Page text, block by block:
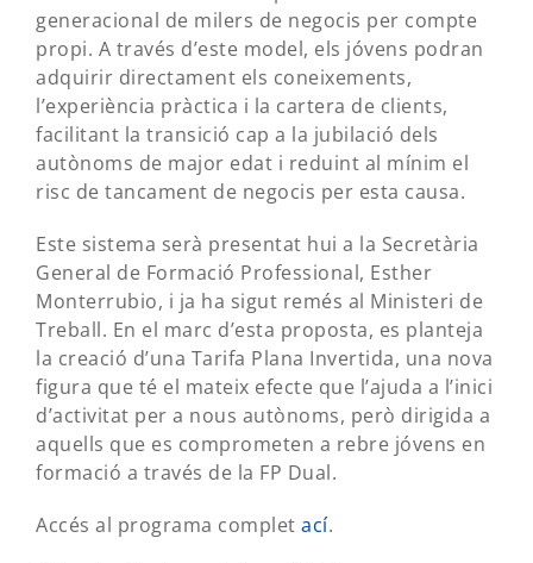
generacional de milers de negocis per compte
propi. A través d’este model, els jóvens podran
adquirir directament els coneixements,
l’experiència pràctica i la cartera de clients,
facilitant la transició cap a la jubilació dels
autònoms de major edat i reduint al mínim el
risc de tancament de negocis per esta causa.
Este sistema serà presentat hui a la Secretària
General de Formació Professional, Esther
Monterrubio, i ja ha sigut remés al Ministeri de
Treball. En el marc d’esta proposta, es planteja
la creació d’una Tarifa Plana Invertida, una nova
figura que té el mateix efecte que l’ajuda a l’inici
d’activitat per a nous autònoms, però dirigida a
aquells que es comprometen a rebre jóvens en
formació a través de la FP Dual.
Accés al programa complet ací.